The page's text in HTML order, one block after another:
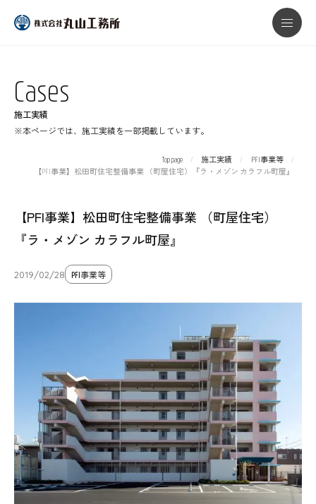
メニ
施工実績
Cases
※本ページでは、施工実績を一部掲載しています。
Top page 施工実績
PFI事業等
【PFI事業】松田町住宅整備事業 （町屋住宅）『ラ・メゾン カラフル町屋』
【PFI事業】松田町住宅整備事業 （町屋住宅）
『ラ・メゾン カラフル町屋』
2019/02/28 PFI事業等